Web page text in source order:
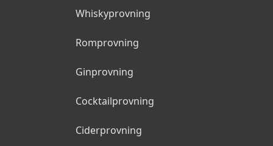
Whiskyprovning
Romprovning
Ginprovning
Cocktailprovning
Ciderprovning